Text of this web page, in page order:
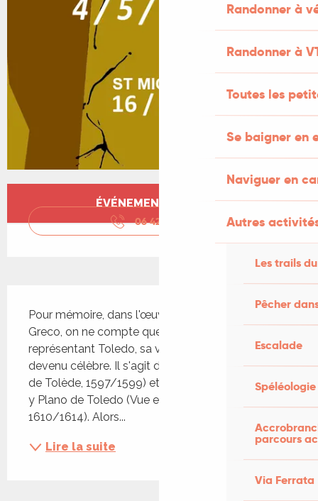
Randonner à
Randonner à
Toutes les
Se baigner en
Naviguer en
Autres
Les trails
Pêcher
Escalade
Spéléologie
parcours
Via Ferrata
Ouverture et coordonnées
ÉVÉNEMENT TERMINÉ
06 42 69 96
Pour mémoire, dans l'œuvre peint attribué à El
Greco, on ne compte que deux tableaux
représentant Toledo, sa ville d'adoption où il est
devenu célèbre. Il s'agit de la Vista de Toledo (Vue
de Tolède, 1597/1599) et de l'emblématique Vista
y Plano de Toledo (Vue et Plan de Tolède,
1610/1614). Alors...
Lire la suite